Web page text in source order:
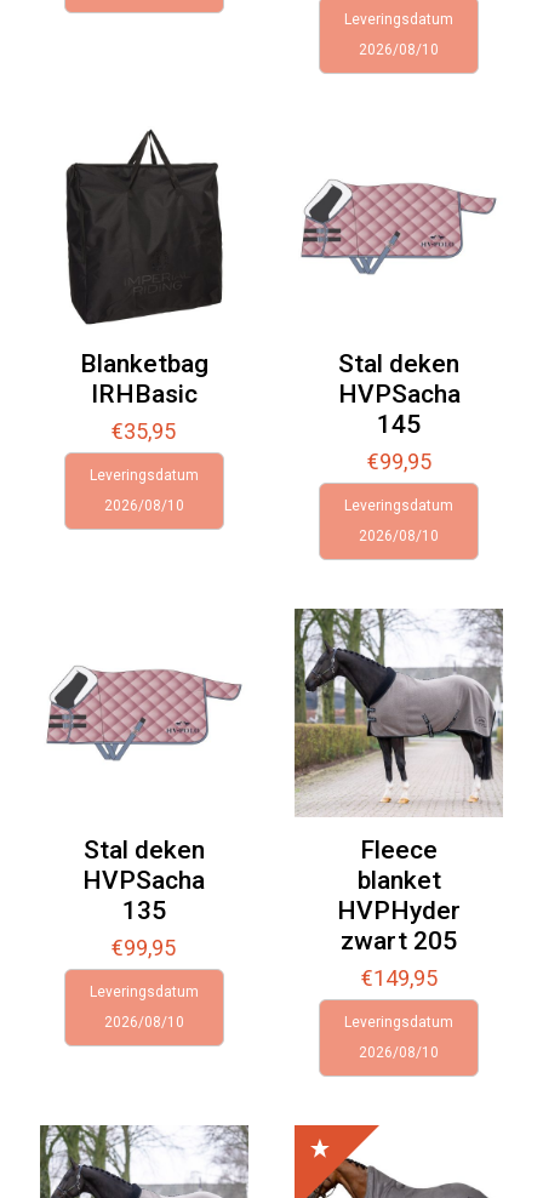
Leveringsdatum
2026/08/10
Blanketbag
IRHBasic
€35,95
Leveringsdatum
2026/08/10
Stal deken
HVPSacha
145
€99,95
Leveringsdatum
2026/08/10
Stal deken
HVPSacha
135
€99,95
Leveringsdatum
2026/08/10
Fleece
blanket
HVPHyder
zwart 205
€149,95
Leveringsdatum
2026/08/10